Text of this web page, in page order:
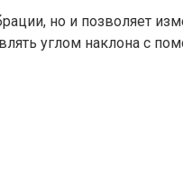
но и позволяет
углом наклона с